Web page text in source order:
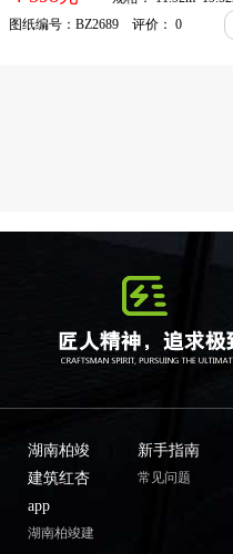
图纸编号：BZ2689 评价： 0
湖南柏竣
建筑红杏
app
湖南柏竣建
新手指南
常见问题